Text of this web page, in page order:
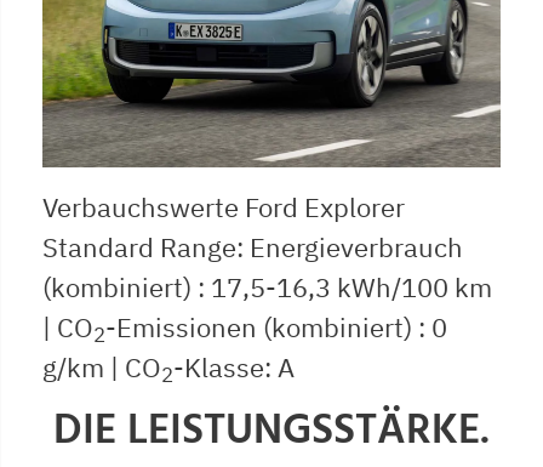
Verbauchswerte Ford Explorer
Standard Range: Energieverbrauch
(kombiniert) : 17,5-16,3 kWh/100 km
| CO2-Emissionen (kombiniert) : 0
g/km | CO2-Klasse: A
DIE LEISTUNGSSTÄRKE.